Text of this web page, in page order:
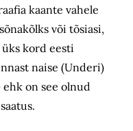
kaante vahele
või tõsiasi,
kord eesti
naise (Underi)
on see olnud